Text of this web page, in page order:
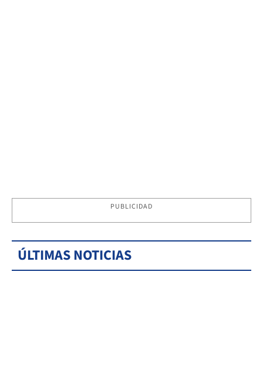
PUBLICIDAD
ÚLTIMAS NOTICIAS